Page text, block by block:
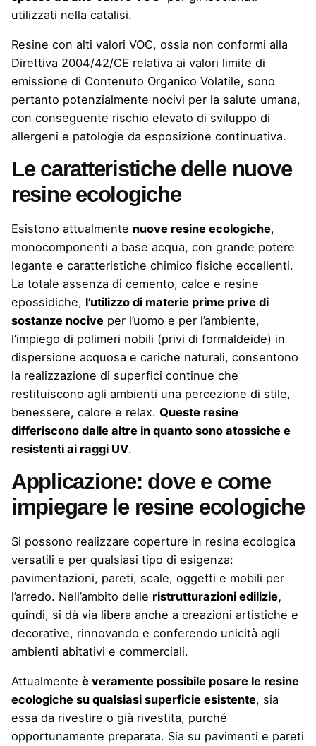
utilizzati nella catalisi.
Resine con alti valori VOC, ossia non conformi alla
Direttiva 2004/42/CE relativa ai valori limite di
emissione di Contenuto Organico Volatile, sono
pertanto potenzialmente nocivi per la salute umana,
con conseguente rischio elevato di sviluppo di
allergeni e patologie da esposizione continuativa.
Le caratteristiche delle nuove
resine ecologiche
Esistono attualmente nuove resine ecologiche,
monocomponenti a base acqua, con grande potere
legante e caratteristiche chimico fisiche eccellenti.
La totale assenza di cemento, calce e resine
epossidiche, l’utilizzo di materie prime prive di
sostanze nocive per l’uomo e per l’ambiente,
l’impiego di polimeri nobili (privi di formaldeide) in
dispersione acquosa e cariche naturali, consentono
la realizzazione di superfici continue che
restituiscono agli ambienti una percezione di stile,
benessere, calore e relax. Queste resine
differiscono dalle altre in quanto sono atossiche e
resistenti ai raggi UV.
Applicazione: dove e come
impiegare le resine ecologiche
Si possono realizzare coperture in resina ecologica
versatili e per qualsiasi tipo di esigenza:
pavimentazioni, pareti, scale, oggetti e mobili per
l’arredo. Nell’ambito delle ristrutturazioni edilizie,
quindi, si dà via libera anche a creazioni artistiche e
decorative, rinnovando e conferendo unicità agli
ambienti abitativi e commerciali.
Attualmente è veramente possibile posare le resine
ecologiche su qualsiasi superficie esistente, sia
essa da rivestire o già rivestita, purché
opportunamente preparata. Sia su pavimenti e pareti